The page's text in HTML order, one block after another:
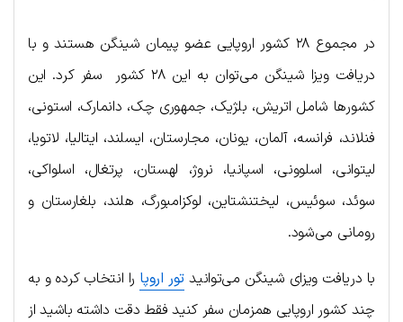
در مجموع ۲۸ کشور اروپایی عضو پیمان شینگن هستند و با
دریافت ویزا شینگن می‌توان به این ۲۸ کشور سفر کرد. این
کشورها شامل اتریش، بلژیک، جمهوری چک، دانمارک، استونی،
فنلاند، فرانسه، آلمان، یونان، مجارستان، ایسلند، ایتالیا، لاتویا،
لیتوانی، اسلوونی، اسپانیا، نروژ، لهستان، پرتغال، اسلواکی،
سوئد، سوئیس، لیختنشتاین، لوکزامبورگ، هلند، بلغارستان و
رومانی می‌شود.
با دریافت ویزای شینگن می‌توانید تور اروپا را انتخاب کرده و به
چند کشور اروپایی همزمان سفر کنید فقط دقت داشته باشید از